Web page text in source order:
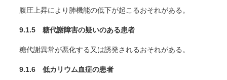
腹圧上昇により肺機能の低下が起こるおそれがある。
9.1.5 糖代謝障害の疑いのある患者
糖代謝異常が悪化する又は誘発されるおそれがある。
9.1.6 低カリウム血症の患者